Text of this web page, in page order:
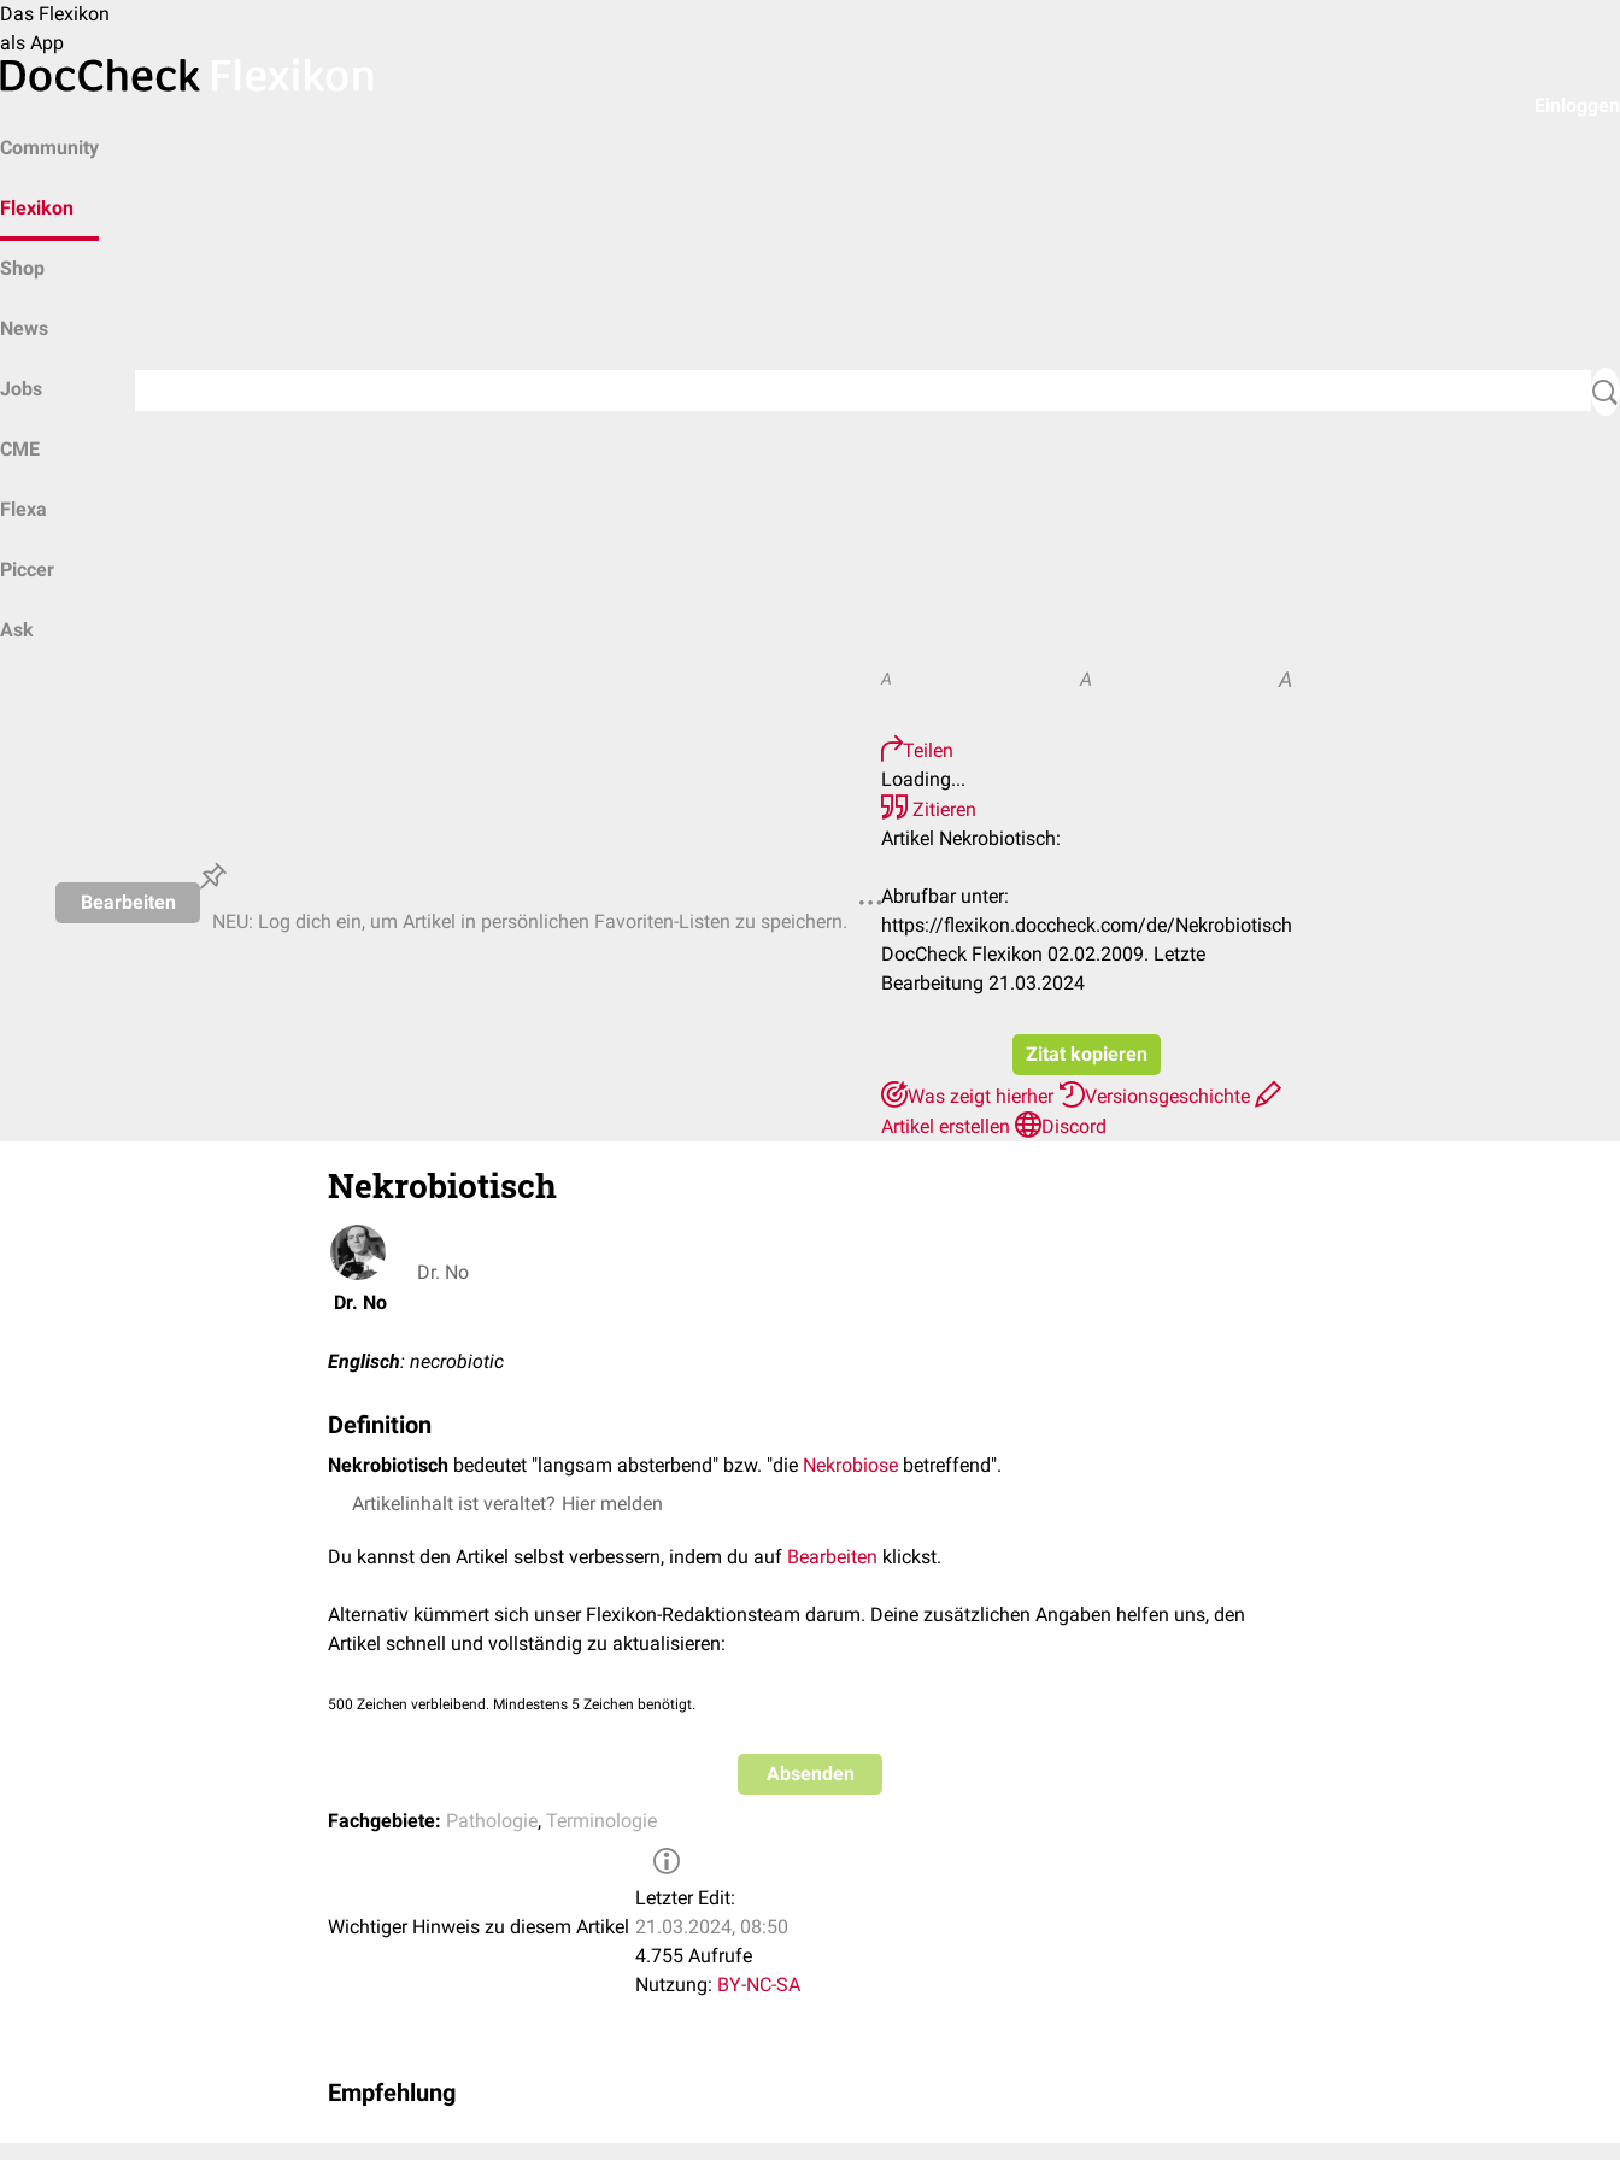
Das Flexikon
als App
Community
Flexikon
Shop
News
Jobs
CME
Flexa
Piccer
Ask
Bearbeiten
NEU: Log dich ein, um Artikel in persönlichen Favoriten-Listen zu speichern.
A A A
Teilen
Loading...
Zitieren
Artikel Nekrobiotisch:
Abrufbar unter:
https://flexikon.doccheck.com/de/Nekrobiotisch
DocCheck Flexikon 02.02.2009. Letzte
Bearbeitung 21.03.2024
Zitat kopieren
Was zeigt hierher
Versionsgeschichte
Artikel erstellen
Discord
Nekrobiotisch
Dr. No
Dr. No
Englisch: necrobiotic
Definition
Nekrobiotisch bedeutet "langsam absterbend" bzw. "die Nekrobiose betreffend".
Artikelinhalt ist veraltet? Hier melden
Du kannst den Artikel selbst verbessern, indem du auf Bearbeiten klickst.
Alternativ kümmert sich unser Flexikon-Redaktionsteam darum. Deine zusätzlichen Angaben helfen uns, den
Artikel schnell und vollständig zu aktualisieren:
500 Zeichen verbleibend. Mindestens 5 Zeichen benötigt.
Absenden
Fachgebiete: Pathologie, Terminologie
Wichtiger Hinweis zu diesem Artikel
Letzter Edit:
21.03.2024, 08:50
4.755 Aufrufe
Nutzung: BY-NC-SA
Empfehlung